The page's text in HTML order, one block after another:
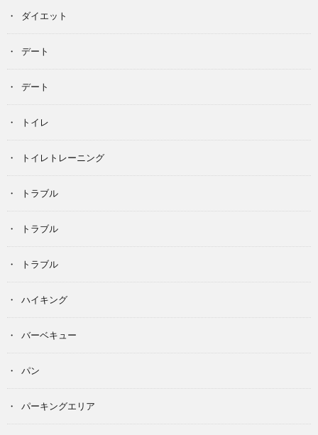
ダイエット
デート
デート
トイレ
トイレトレーニング
トラブル
トラブル
トラブル
ハイキング
バーベキュー
パン
パーキングエリア